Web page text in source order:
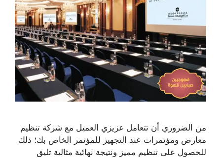
من الضروري أن تتعامل عزيزي العميل مع شركة تنظيم
معارض ومؤتمرات عند التجهيز للمؤتمر الخاص بك؛ ذلك
للحصول على تنظيم مميز ونتيجة نهائية مثالية تليق